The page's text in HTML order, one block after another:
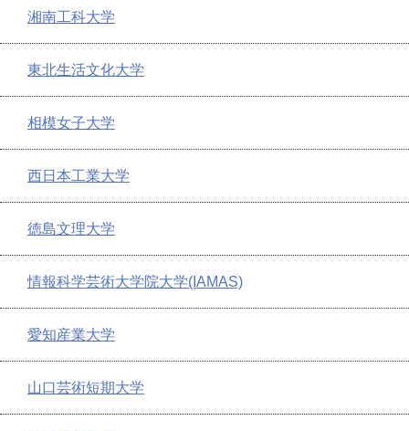
湘南工科大学
東北生活文化大学
相模女子大学
西日本工業大学
徳島文理大学
情報科学芸術大学院大学(IAMAS)
愛知産業大学
山口芸術短期大学